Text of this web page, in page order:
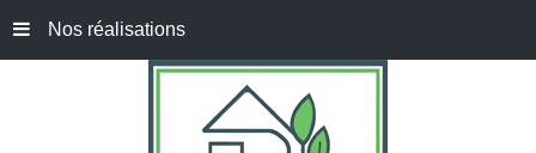
Nos réalisations